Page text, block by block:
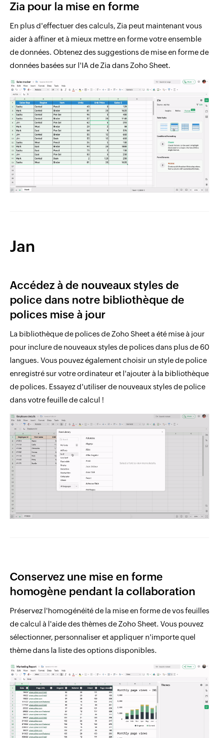
Zia pour la mise en forme
En plus d'effectuer des calculs, Zia peut maintenant vous
aider à affiner et à mieux mettre en forme votre ensemble
de données. Obtenez des suggestions de mise en forme de
données basées sur l'IA de Zia dans Zoho Sheet.
Jan
Accédez à de nouveaux styles de
police dans notre bibliothèque de
polices mise à jour
La bibliothèque de polices de Zoho Sheet a été mise à jour
pour inclure de nouveaux styles de polices dans plus de 60
langues. Vous pouvez également choisir un style de police
enregistré sur votre ordinateur et l'ajouter à la bibliothèque
de polices. Essayez d'utiliser de nouveaux styles de police
dans votre feuille de calcul !
Conservez une mise en forme
homogène pendant la collaboration
Préservez l'homogénéité de la mise en forme de vos feuilles
de calcul à l'aide des thèmes de Zoho Sheet. Vous pouvez
sélectionner, personnaliser et appliquer n'importe quel
thème dans la liste des options disponibles.